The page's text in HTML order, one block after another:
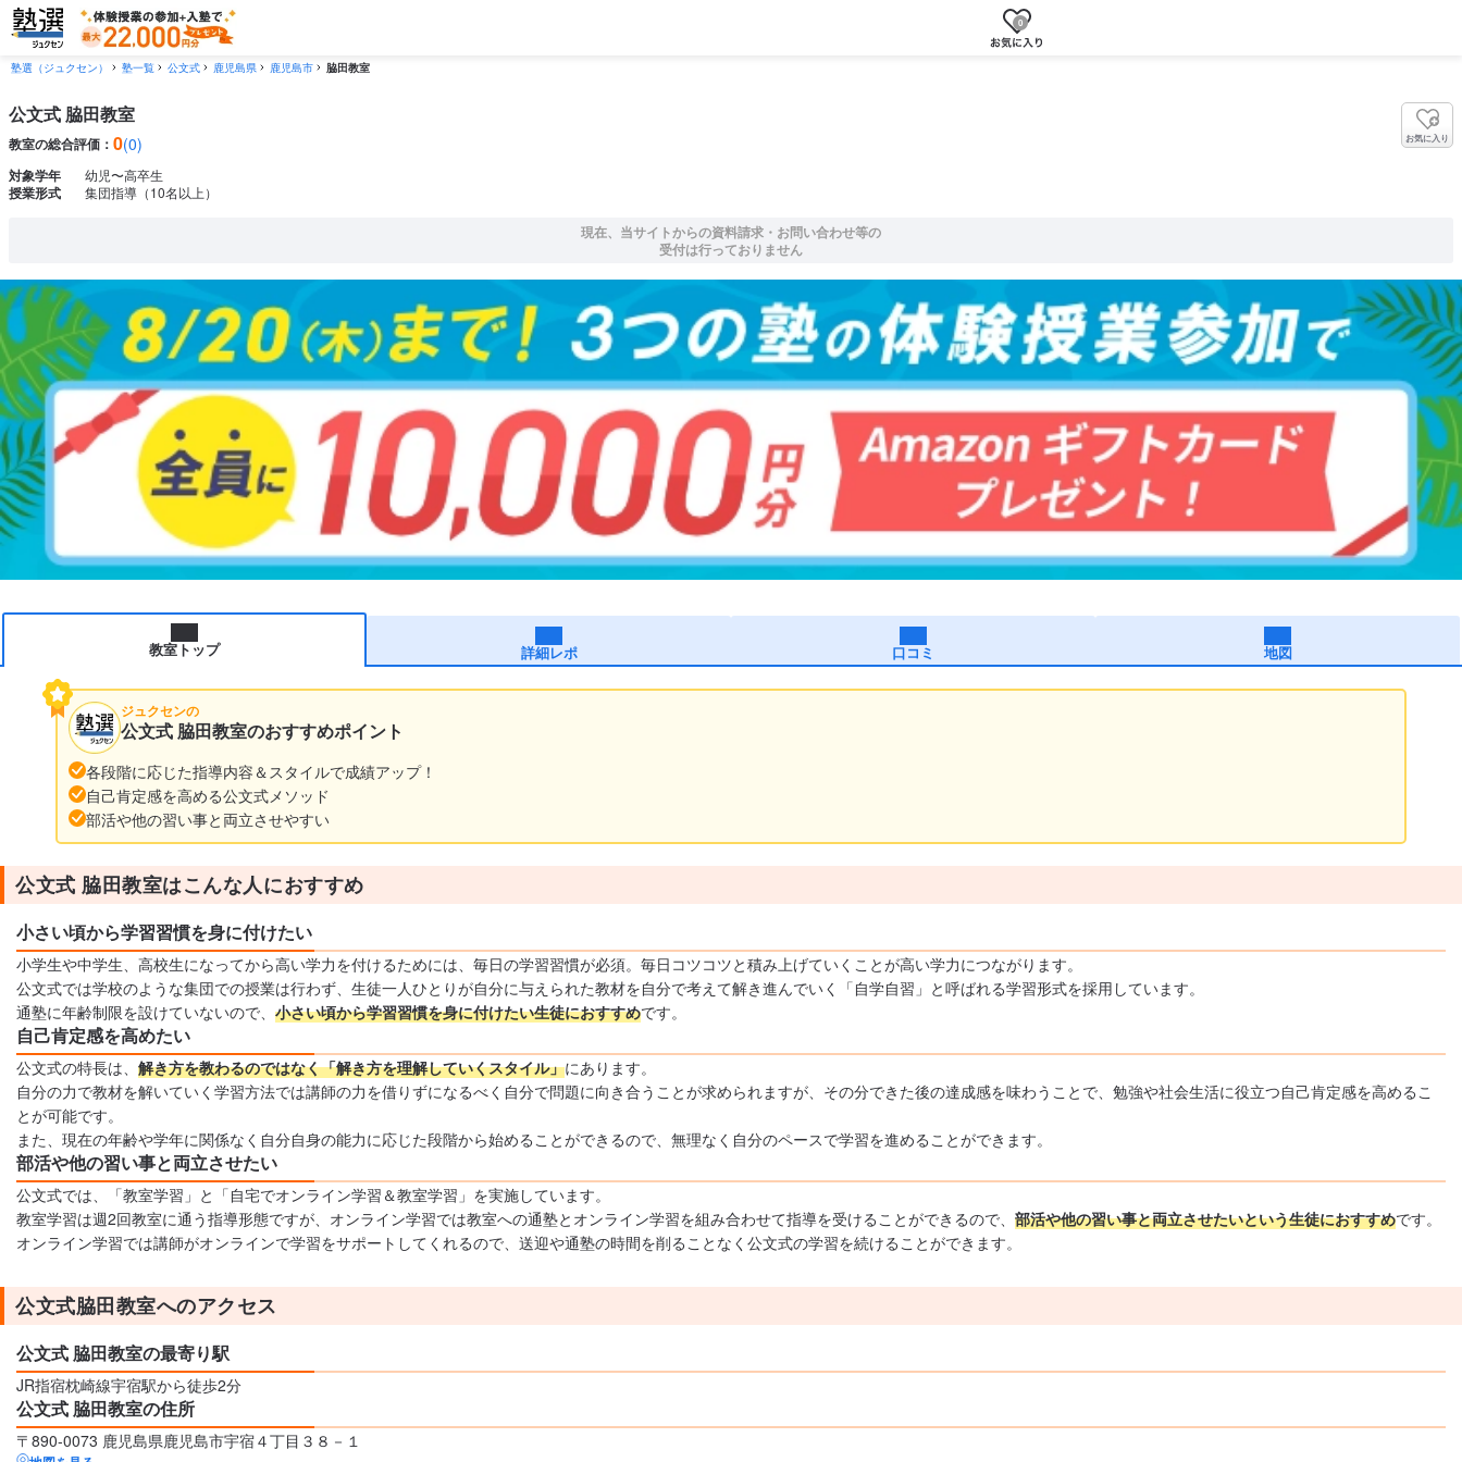
0
塾選（ジュクセン） 塾一覧 公文式 鹿児島県 鹿児島市 脇田教室
公文式 脇田教室
教室の総合評価： 0(0) お気に入り
対象学年 幼児〜高卒生
授業形式 集団指導（10名以上）
現在、当サイトからの資料請求・お問い合わせ等の
受付は行っておりません
教室トップ 詳細レポ 口コミ 地図
ジュクセンの
公文式 脇田教室のおすすめポイント
各段階に応じた指導内容＆スタイルで成績アップ！
自己肯定感を高める公文式メソッド
部活や他の習い事と両立させやすい
公文式 脇田教室はこんな人におすすめ
小さい頃から学習習慣を身に付けたい
小学生や中学生、高校生になってから高い学力を付けるためには、毎日の学習習慣が必須。毎日コツコツと積み上げていくことが高い学力につながります。
公文式では学校のような集団での授業は行わず、生徒一人ひとりが自分に与えられた教材を自分で考えて解き進んでいく「自学自習」と呼ばれる学習形式を採用しています。
通塾に年齢制限を設けていないので、 小さい頃から学習習慣を身に付けたい生徒におすすめです。
自己肯定感を高めたい
公文式の特長は、 解き方を教わるのではなく「解き方を理解していくスタイル」にあります。
自分の力で教材を解いていく学習方法では講師の力を借りずになるべく自分で問題に向き合うことが求められますが、その分できた後の達成感を味わうことで、勉強や社会生活に役立つ自己肯定感を高めるこ
とが可能です。
また、現在の年齢や学年に関係なく自分自身の能力に応じた段階から始めることができるので、無理なく自分のペースで学習を進めることができます。
部活や他の習い事と両立させたい
公文式では、「教室学習」と「自宅でオンライン学習＆教室学習」を実施しています。
教室学習は週2回教室に通う指導形態ですが、オンライン学習では教室への通塾とオンライン学習を組み合わせて指導を受けることができるので、 部活や他の習い事と両立させたいという生徒におすすめです。
オンライン学習では講師がオンラインで学習をサポートしてくれるので、送迎や通塾の時間を削ることなく公文式の学習を続けることができます。
公文式脇田教室へのアクセス
公文式 脇田教室の最寄り駅
JR指宿枕崎線宇宿駅から徒歩2分
公文式 脇田教室の住所
〒890-0073 鹿児島県鹿児島市宇宿４丁目３８－１